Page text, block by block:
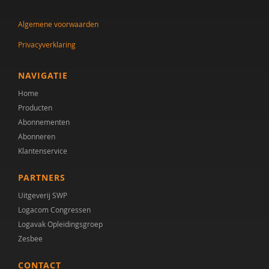
Eveline van Geuns
Marijke Gottmer
Kirstin Greaves-Lord
Pien van Heijst
Annemiek Landlust
Liesbeth Mevissen
Rosa van Mourik
Fabienne Naber
Sigrid Piening
Jasper van Roon
Algemene voorwaarden
Privacyverklaring
NAVIGATIE
Home
Producten
Abonnementen
Abonneren
Klantenservice
PARTNERS
Uitgeverij SWP
Logacom Congressen
Logavak Opleidingsgroep
Zesbee
CONTACT